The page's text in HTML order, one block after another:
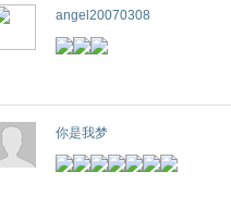
angel20070308
你是我梦